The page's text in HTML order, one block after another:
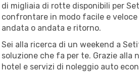
di migliaia di rotte disponibili per
confrontare in modo facile e veloce
andata o andata e ritorno.
Sei alla ricerca di un weekend a
soluzione che fa per te. Grazie
hotel e servizi di noleggio auto